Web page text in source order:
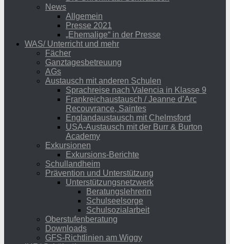
News
Allgemein
Presse 2021
„Ehemalige“ in der Presse
WAS/ Unterricht und mehr
Fächer
Ganztagesbetreuung
AGs
Austausch mit anderen Schulen
Sprachreise nach Valencia in Klasse 9
Frankreichaustausch / Jeanne d’Arc
Recouvrance, Saintes
Englandaustausch mit Chelmsford
USA-Austausch mit der Burr & Burton
Academy
Exkursionen
Exkursions-Berichte
Schullandheim
Prävention und Unterstützung
Unterstützungsnetzwerk
Beratungslehrerin
Schulseelsorge
Schulsozialarbeit
Oberstufenberatung
Downloads
GFS-Richtlinien am Wiggy